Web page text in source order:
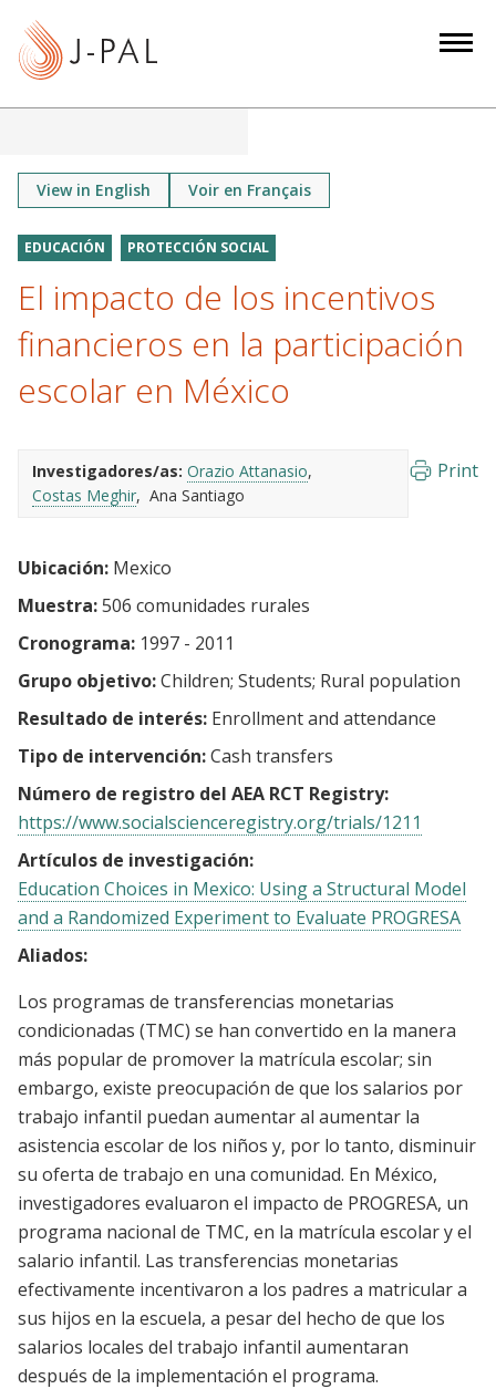
View in English Voir en Français
EDUCACIÓN PROTECCIÓN SOCIAL
El impacto de los incentivos
financieros en la participación
escolar en México
Investigadores/as: Orazio Attanasio
Costas Meghir
Ana Santiago
Print
Ubicación: Mexico
Muestra:506 comunidades rurales
Cronograma: 1997 - 2011
Grupo objetivo:Children Students Rural population
Resultado de interés: Enrollment and attendance
Tipo de intervención:Cash transfers
Número de registro del AEA RCT Registry:
https://www.socialscienceregistry.org/trials/1211
Artículos de investigación:
Education Choices in Mexico: Using a Structural Model
and a Randomized Experiment to Evaluate PROGRESA
Aliados:
Los programas de transferencias monetarias
condicionadas (TMC) se han convertido en la manera
más popular de promover la matrícula escolar; sin
embargo, existe preocupación de que los salarios por
trabajo infantil puedan aumentar al aumentar la
asistencia escolar de los niños y, por lo tanto, disminuir
su oferta de trabajo en una comunidad. En México,
investigadores evaluaron el impacto de PROGRESA, un
programa nacional de TMC, en la matrícula escolar y el
salario infantil. Las transferencias monetarias
efectivamente incentivaron a los padres a matricular a
sus hijos en la escuela, a pesar del hecho de que los
salarios locales del trabajo infantil aumentaran
después de la implementación el programa.